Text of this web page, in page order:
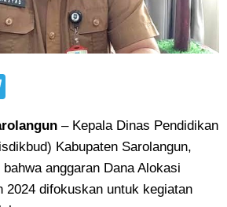
– Kepala Dinas Pendidikan
Kabupaten Sarolangun,
anggaran Dana Alokasi
2024 difokuskan untuk kegiatan